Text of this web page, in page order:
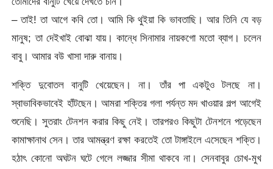
– তাই! তা আগে কবি তো। আমি কি থুইয়া কি ভাবতাছি। আর তিনি যে বড়
মানুষ; তা দেইখাই বোঝা যায়। কান্ধে সিনামার নায়কগো মতো ব্যাগ। চলেন
বাবু। আমার বউ খাসা দারু বানায়।
শক্তি দুবোতল বানুটি খেয়েছেন। না। তাঁর পা একটুও টলছে না।
স্বাভাবিকভাবেই হাঁটছেন। আমরা শক্তির গলা পর্যন্ত মদ খাওয়ার গল্প আগেই
শুনেছি। সুতরাং টেনশন করার কিছু নেই। তারপরও কিছুটা টেনশনে পড়েছেন
কামাক্ষানাথ সেন। তার আমন্ত্রণ রক্ষা করতেই তো টাঙ্গাইলে এসেছেন শক্তি।
হঠাৎ কোনো অঘটন ঘটে গেলে লজ্জার সীমা থাকবে না। সেনবাবুর চোখ-মুখ